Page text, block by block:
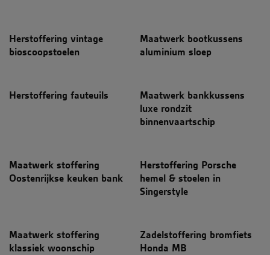
Herstoffering vintage
bioscoopstoelen
Maatwerk bootkussens
aluminium sloep
Herstoffering fauteuils
Maatwerk bankkussens
luxe rondzit
binnenvaartschip
Maatwerk stoffering
Oostenrijkse keuken bank
Herstoffering Porsche
hemel & stoelen in
Singerstyle
Maatwerk stoffering
klassiek woonschip
Zadelstoffering bromfiets
Honda MB
websitebezoeker de
nieuwe of oude
versie van de
YouTube-interface
.youtube.com
door YouTube
ingesloten video's bij
te houden.